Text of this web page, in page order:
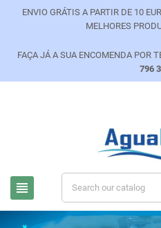
ENVIO GRÁTIS A PARTIR DE 10
MELHORES
FAÇA JÁ A SUA ENCOMENDA POR
796
view_headline